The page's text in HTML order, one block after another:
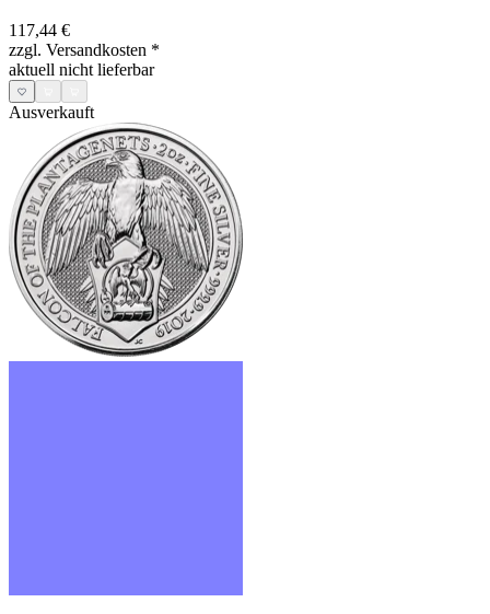
117,44 €
zzgl. Versandkosten *
aktuell nicht lieferbar
Ausverkauft